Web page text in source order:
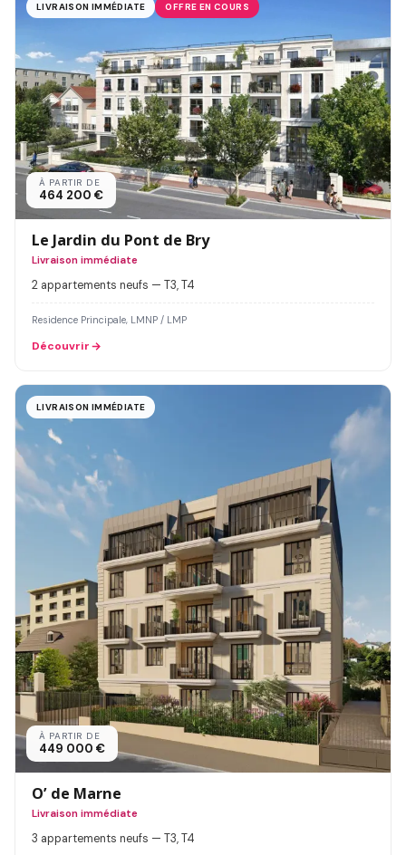
LIVRAISON IMMÉDIATE OFFRE EN COURS
À PARTIR DE
464 200 €
Le Jardin du Pont de Bry
Livraison immédiate
2 appartements neufs — T3, T4
Residence Principale, LMNP / LMP
Découvrir
LIVRAISON IMMÉDIATE
À PARTIR DE
449 000 €
O’ de Marne
Livraison immédiate
3 appartements neufs — T3, T4